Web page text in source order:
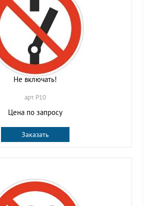
Не включать!
арт. P10
Цена по запросу
Заказать